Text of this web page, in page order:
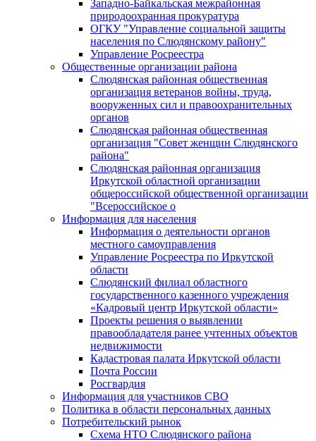
Западно-Байкальская межрайонная
природоохранная прокуратура
ОГКУ "Управление социальной защиты
населения по Слюдянскому району"
Управление Росреестра
Общественные организации района
Слюдянская районная общественная
организация ветеранов войны, труда,
вооруженных сил и правоохранительных
органов
Слюдянская районная общественная
организация "Совет женщин Слюдянского
района"
Слюдянская районная организация
Иркутской областной организации
общероссийской общественной организации
"Всероссийское о
Информация для населения
Информация о деятельности органов
местного самоуправления
Управление Росреестра по Иркутской
области
Слюдянский филиал областного
государственного казенного учреждения
«Кадровый центр Иркутской области»
Проекты решения о выявлении
правообладателя ранее учтенных объектов
недвижимости
Кадастровая палата Иркутской области
Почта России
Росгвардия
Информация для участников СВО
Политика в области персональных данных
Потребительский рынок
Схема НТО Слюдянского района